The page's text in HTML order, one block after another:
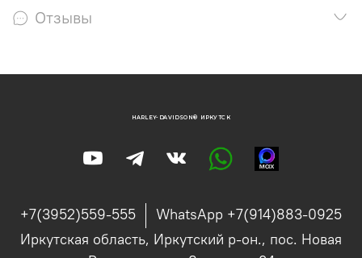
Отзывы
+7(3952)559-555
WhatsApp +7(914)883-0925
Иркутская область, Иркутский р-он., пос. Новая
HARLEY-DAVIDSON® ИРКУТСК